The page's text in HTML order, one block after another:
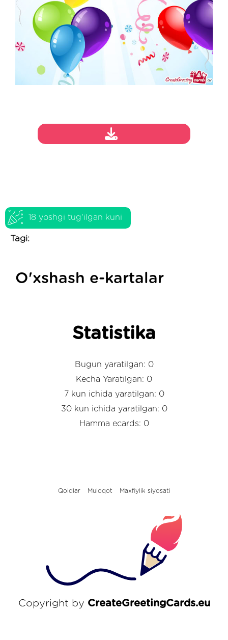
18 yoshgi tug'ilgan kuni
Tagi:
O'xshash e-kartalar
Statistika
Bugun yaratilgan: 0
Kecha Yaratilgan: 0
7 kun ichida yaratilgan: 0
30 kun ichida yaratilgan: 0
Hamma ecards: 0
Qoidlar Muloqot Maxfiylik siyosati
Copyright by CreateGreetingCards.eu